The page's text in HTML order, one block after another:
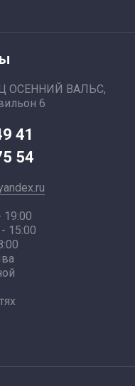
ОСЕННИЙ ВАЛЬС,
6
41
54
15:00